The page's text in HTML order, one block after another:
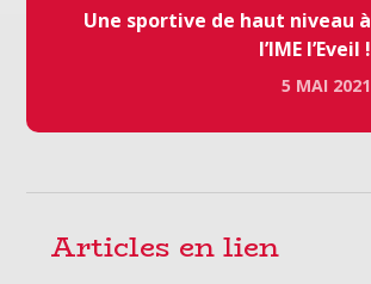
Une sportive de haut niveau à
l’IME l’Eveil !
5 MAI 2021